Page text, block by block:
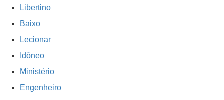
Libertino
Baixo
Lecionar
Idôneo
Ministério
Engenheiro